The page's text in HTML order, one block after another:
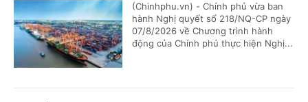
(Chinhphu.vn) - Chính phủ vừa ban
hành Nghị quyết số 218/NQ-CP ngày
07/8/2026 về Chương trình hành
động của Chính phủ thực hiện Nghị...